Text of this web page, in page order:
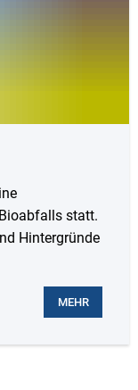
statt.
Hintergründe
MEHR